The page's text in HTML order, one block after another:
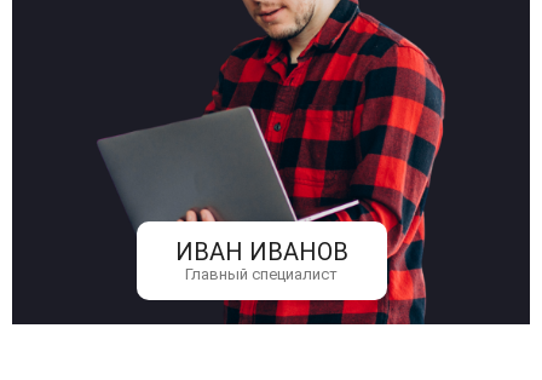
ИВАН ИВАНОВ
Главный специалист